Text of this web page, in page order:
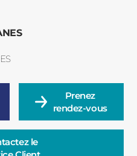
Prenez
rendez-vous
le